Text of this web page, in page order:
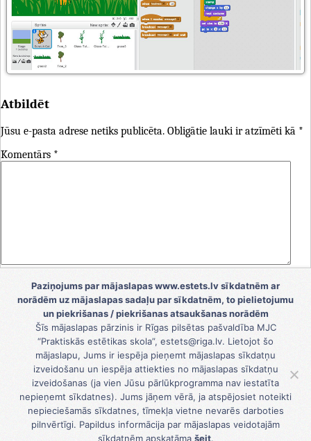
Atbildēt
Jūsu e-pasta adrese netiks publicēta. Obligātie lauki ir atzīmēti kā *
Komentārs *
*
Tīmekļa vietne
Saglabājiet manu vārdu, e-pasta adresi un vietni šajā
pārlūkprogrammā nākamajai reizei, kad vēlēšos pievienot
komentāru.
Paziņojums par mājaslapas www.estets.lv sīkdatnēm ar
norādēm uz mājaslapas sadaļu par sīkdatnēm, to pielietojumu
un piekrišanas / piekrišanas atsaukšanas norādēm
Šīs mājaslapas pārzinis ir Rīgas pilsētas pašvaldība MJC
“Praktiskās estētikas skola”, estets@riga.lv. Lietojot šo
mājaslapu, Jums ir iespēja pieņemt mājaslapas sīkdatņu
izveidošanu un iespēja attiekties no mājaslapas sīkdatņu
izveidošanas (ja vien Jūsu pārlūkprogramma nav iestatīta
nepieņemt sīkdatnes). Jums jāņem vērā, ja atspējosiet noteikti
nepieciešamās sīkdatnes, tīmekļa vietne nevarēs darboties
pilnvērtīgi. Papildus informācija par mājaslapas veidotajām
sīkdatnēm apskatāma šeit.